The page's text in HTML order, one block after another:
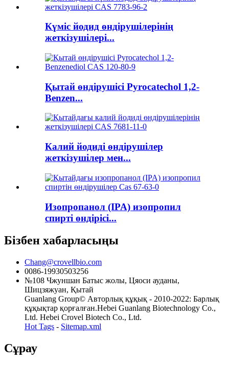
Күміс йодид өндірушілерінің
жеткізушілері...
Қытай өндірушісі Pyrocatechol 1,2-
Benzen...
Калий йодиді өндірушілер
жеткізушілер мен...
Изопропанол (IPA) изопропил
спирті өндірісі...
Бізбен хабарласыңы
Chang@crovellbio.com
0086-19930503256
№108 Чжуншан Батыс жолы, Цяоси ауданы,
Шицзяжуан, Қытай
Guanlang Group© Авторлық құқық - 2010-2022: Барлық
құқықтар қорғалған.Hebei Guanlang Biotechnology Co.,
Ltd. Hebei Crovel Biotech Co., Ltd.
Hot Tags - Sitemap.xml
Сұрау